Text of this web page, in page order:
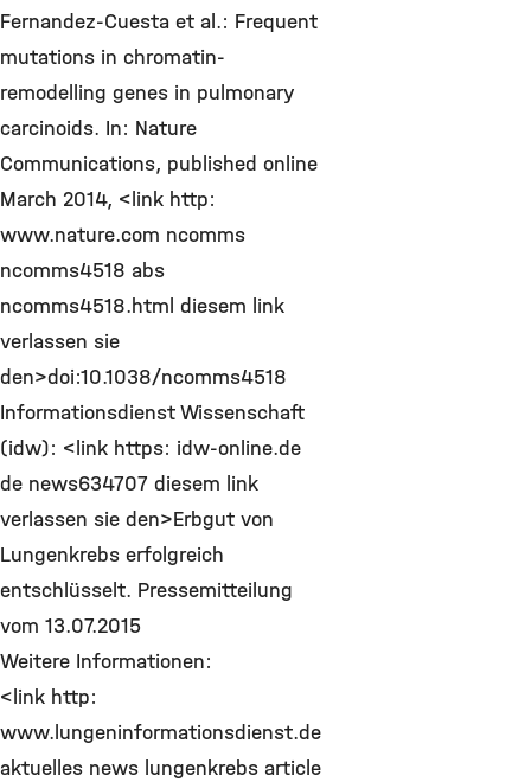
Fernandez-Cuesta et al.: Frequent
mutations in chromatin-
remodelling genes in pulmonary
carcinoids. In: Nature
Communications, published online
March 2014, <link http:
www.nature.com ncomms
ncomms4518 abs
ncomms4518.html diesem link
verlassen sie
den>doi:10.1038/ncomms4518
Informationsdienst Wissenschaft
(idw): <link https: idw-online.de
de news634707 diesem link
verlassen sie den>Erbgut von
Lungenkrebs erfolgreich
entschlüsselt. Pressemitteilung
vom 13.07.2015
Weitere Informationen:
<link http:
www.lungeninformationsdienst.de
aktuelles news lungenkrebs article